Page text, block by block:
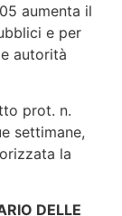
aumenta il
e per
autorità
prot. n.
settimane,
la
DELLE